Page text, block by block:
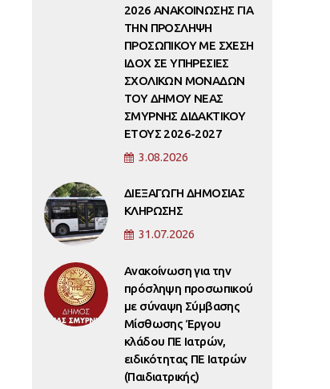
2026 ΑΝΑΚΟΙΝΩΣΗΣ ΓΙΑ
ΤΗΝ ΠΡΟΣΛΗΨΗ
ΠΡΟΣΩΠΙΚΟΥ ΜΕ ΣΧΕΣΗ
ΙΔΟΧ ΣΕ ΥΠΗΡΕΣΙΕΣ
ΣΧΟΛΙΚΩΝ ΜΟΝΑΔΩΝ
ΤΟΥ ΔΗΜΟΥ ΝΕΑΣ
ΣΜΥΡΝΗΣ ΔΙΔΑΚΤΙΚΟΥ
ΕΤΟΥΣ 2026-2027
3.08.2026
ΔΙΕΞΑΓΩΓΗ ΔΗΜΟΣΙΑΣ
ΚΛΗΡΩΣΗΣ
31.07.2026
Ανακοίνωση για την
πρόσληψη προσωπικού
με σύναψη Σύμβασης
Μίσθωσης Έργου
κλάδου ΠΕ Ιατρών,
ειδικότητας ΠΕ Ιατρών
(Παιδιατρικής)